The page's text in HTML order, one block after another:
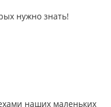
нужно знать!
наших маленьких